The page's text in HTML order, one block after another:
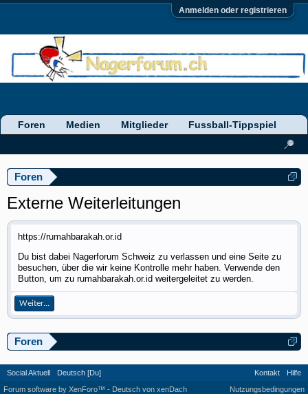
Anmelden oder registrieren
Foren
Externe Weiterleitungen
https://rumahbarakah.or.id
Du bist dabei Nagerforum Schweiz zu verlassen und eine Seite zu
besuchen, über die wir keine Kontrolle mehr haben. Verwende den
Button, um zu rumahbarakah.or.id weitergeleitet zu werden.
Weiter...
Foren
Foren Medien Mitglieder Fussball-Tippspiel
Social Aktuell Deutsch [Du] Kontakt
Hilfe
Nutzungsbedingungen
Forum software by XenForo™ - Deutsch von xenDach